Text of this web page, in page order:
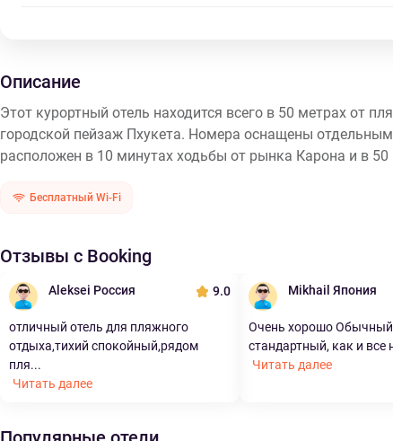
Описание
Этот курортный отель находится всего в 50 метрах от
городской пейзаж Пхукета. Номера оснащены
расположен в 10 минутах ходьбы от рынка Карона и в
Бесплатный Wi-Fi
Отзывы с Booking
Aleksei Россия 9.0
отличный отель для пляжного
отдыха,тихий спокойный,рядом
пля...
Читать далее
Mikhail Япония
Очень хорошо Обычный
стандартный, как и все
Читать далее